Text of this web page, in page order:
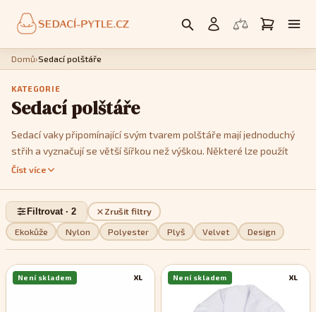
Domů›Sedací polštáře
KATEGORIE
Sedací polštáře
Sedací vaky připomínající svým tvarem polštáře mají jednoduchý
střih a vyznačují se větší šířkou než výškou. Některé lze použít
jako křesla, postavíte li je na kratší hranu. Jedná se především o
pomocí kterých je můžete tvarovat a vykouzlit tak třeba tvar
imitující menší sedačku. Pokud jde o design, můžete si v této sekci
vybrat z jednobarevných, dvoubarevných nebo pestře
vzorovaných modelů, podle toho, které se stylově nejvíce hodí do
vašeho interiéru.
Číst více
Ekokůže Nylon Polyester Plyš Velvet Design
Zrušit filtry
Filtrovat · 2
XL
Není skladem XL
Není skladem